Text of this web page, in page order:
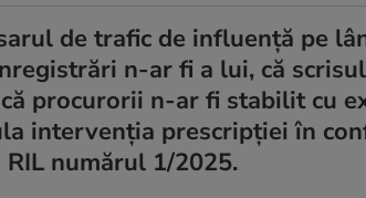
de trafic de influență pe
n-ar fi a lui, că
procurorii n-ar fi stabilit cu
intervenția prescripției în
numărul 1/2025.